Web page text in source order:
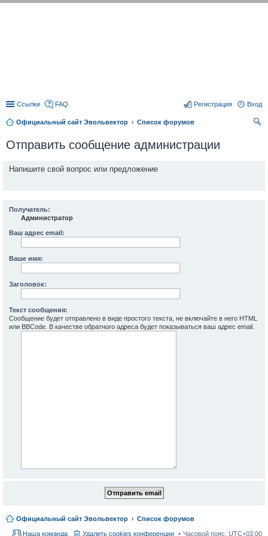
Ссылки FAQ Вход
Регистрация
Официальный сайт Эвольвектор
Список форумов
Отправить сообщение администрации
Напишите свой вопрос или предложение
Получатель:
Администратор
Ваш адрес email:
Ваше имя:
Заголовок:
Текст сообщения:
Сообщение будет отправлено в виде простого текста, не включайте в него HTML
или BBCode. В качестве обратного адреса будет показываться ваш адрес email.
Официальный сайт Эвольвектор Список форумов
Часовой пояс: UTC+03:00
Удалить cookies конференции
Наша команда